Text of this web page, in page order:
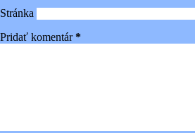
Stránka
Pridať komentár*